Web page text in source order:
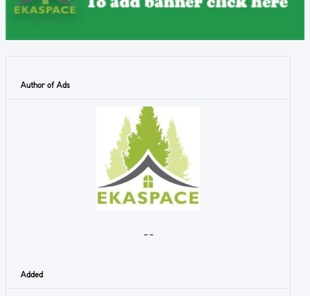
Author of Ads
- -
Added